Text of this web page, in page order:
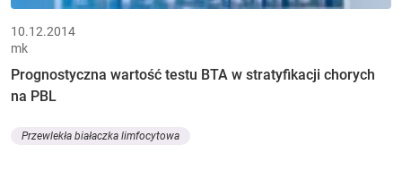
10.12.2014
mk
Prognostyczna wartość testu BTA w stratyfikacji chorych
na PBL
Przewlekła białaczka limfocytowa